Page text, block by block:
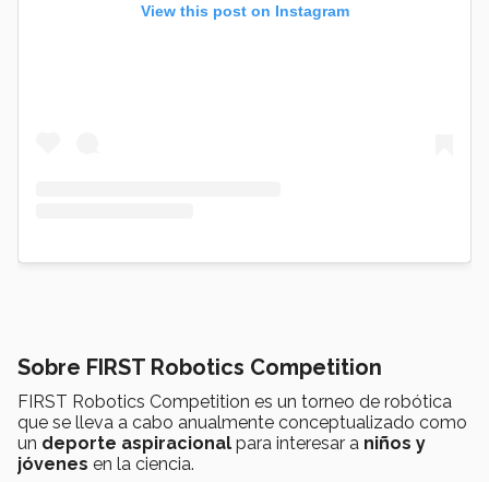
View this post on Instagram
Sobre FIRST Robotics Competition
FIRST Robotics Competition es un torneo de robótica
que se lleva a cabo anualmente conceptualizado como
un deporte aspiracional para interesar a niños y
jóvenes en la ciencia.